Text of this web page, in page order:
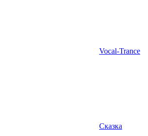
Vocal-Trance
Сказка